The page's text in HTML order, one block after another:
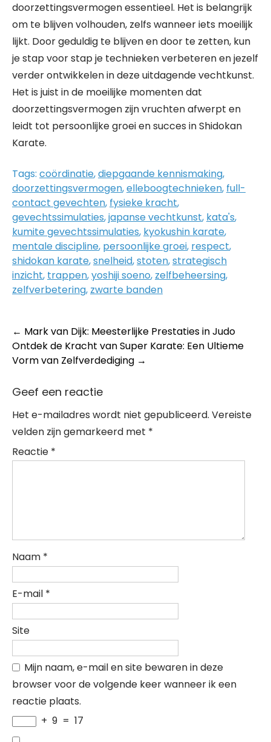
doorzettingsvermogen essentieel. Het is belangrijk
om te blijven volhouden, zelfs wanneer iets moeilijk
lijkt. Door geduldig te blijven en door te zetten, kun
je stap voor stap je technieken verbeteren en jezelf
verder ontwikkelen in deze uitdagende vechtkunst.
Het is juist in de moeilijke momenten dat
doorzettingsvermogen zijn vruchten afwerpt en
leidt tot persoonlijke groei en succes in Shidokan
Karate.
Tags: coördinatie,diepgaande kennismaking,
doorzettingsvermogen,elleboogtechnieken, full-
contact gevechten, fysieke kracht,
gevechtssimulaties,japanse vechtkunst, kata's,
kumite gevechtssimulaties, kyokushin karate,
mentale discipline, persoonlijke groei, respect,
shidokan karate,snelheid,stoten,strategisch
inzicht, trappen,yoshiji soeno, zelfbeheersing,
zelfverbetering, zwarte banden
Post
navigation
← Mark van Dijk: Meesterlijke Prestaties in Judo
Ontdek de Kracht van Super Karate: Een Ultieme
Vorm van Zelfverdediging →
Geef een reactie
Het e-mailadres wordt niet gepubliceerd. Vereiste
velden zijn gemarkeerd met *
Reactie *
Naam *
E-mail *
Site
Mijn naam, e-mail en site bewaren in deze
browser voor de volgende keer wanneer ik een
reactie plaats.
+ 9 = 17